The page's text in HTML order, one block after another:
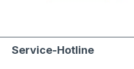
Service-Hotline